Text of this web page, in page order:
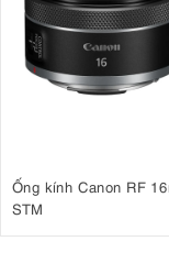
Ống kính Canon RF
STM